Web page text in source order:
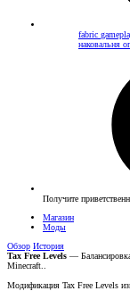
fabric
наковальня
Получите
Магазин
Моды
Обзор История
Tax Free Levels —
Minecraft..
Модификация Tax Free Levels